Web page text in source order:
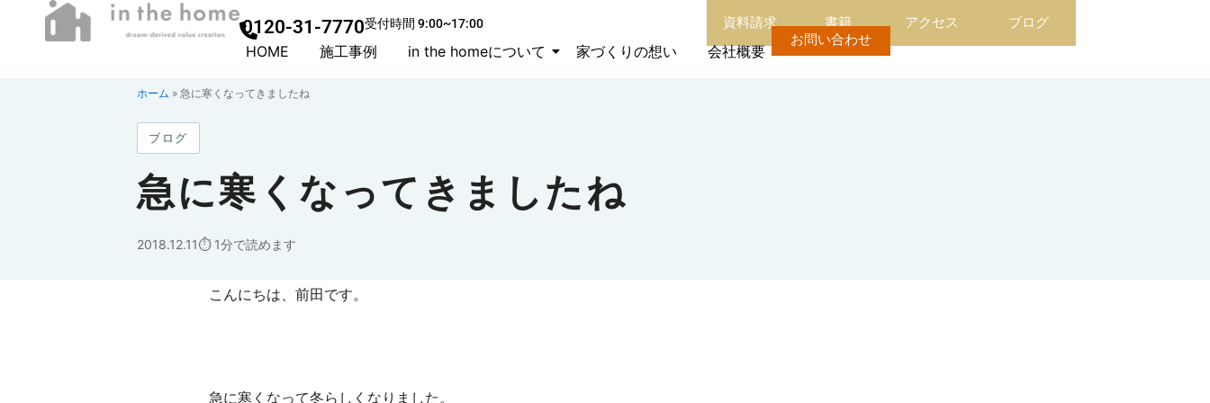
0120-31-7770受付時間 9:00~17:00 資料請求 書籍 アクセス ブログ
HOME 施工事例 in the homeについて 家づくりの想い 会社概要
お問い合わせ
ホーム » 急に寒くなってきましたね
ブログ
急に寒くなってきましたね
2018.12.11 1分で読めます
こんにちは、前田です。
急に寒くなって冬らしくなりました。